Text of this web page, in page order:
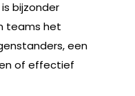
bijzonder
teams het
een
of effectief